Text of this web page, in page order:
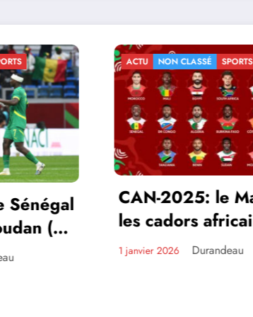
ACTU NON CLASSÉ SPORTS
CAN-2025: le Maroc et
les cadors africains
entrent dans le temps
1 janvier 2026 Durandeau